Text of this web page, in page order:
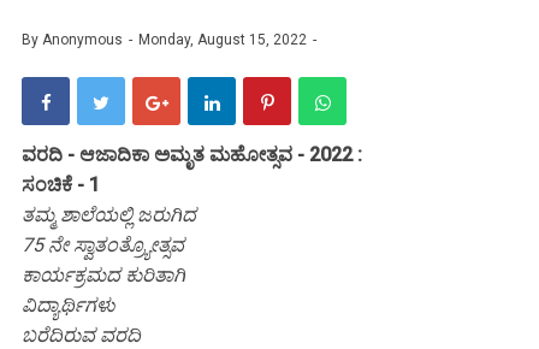
By Anonymous Monday, August 15, 2022
ವರದಿ - ಆಜಾದಿಕಾ ಅಮೃತ ಮಹೋತ್ಸವ - 2022 :
ಸಂಚಿಕೆ - 1
ತಮ್ಮ ಶಾಲೆಯಲ್ಲಿ ಜರುಗಿದ
75 ನೇ ಸ್ವಾತಂತ್ರ್ಯೋತ್ಸವ
ಕಾರ್ಯಕ್ರಮದ ಕುರಿತಾಗಿ
ವಿದ್ಯಾರ್ಥಿಗಳು
ಬರೆದಿರುವ ವರದಿ